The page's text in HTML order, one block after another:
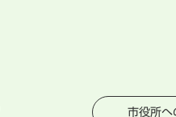
市役所へ